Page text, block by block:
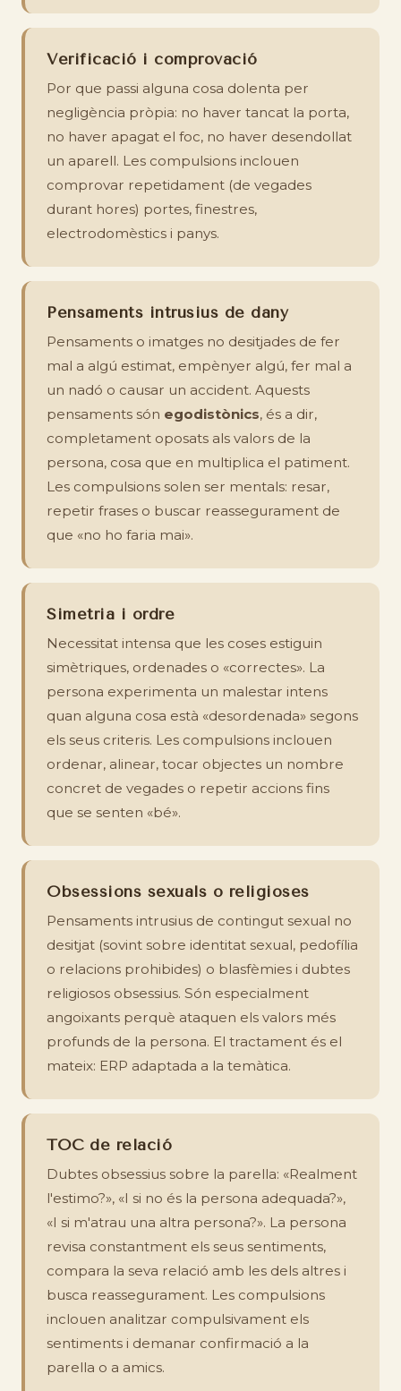
Verificació i comprovació
Por que passi alguna cosa dolenta per
negligència pròpia: no haver tancat la porta,
no haver apagat el foc, no haver desendollat
un aparell. Les compulsions inclouen
comprovar repetidament (de vegades
durant hores) portes, finestres,
electrodomèstics i panys.
Pensaments intrusius de dany
Pensaments o imatges no desitjades de fer
mal a algú estimat, empènyer algú, fer mal a
un nadó o causar un accident. Aquests
pensaments són egodistònics, és a dir,
completament oposats als valors de la
persona, cosa que en multiplica el patiment.
Les compulsions solen ser mentals: resar,
repetir frases o buscar reassegurament de
que «no ho faria mai».
Simetria i ordre
Necessitat intensa que les coses estiguin
simètriques, ordenades o «correctes». La
persona experimenta un malestar intens
quan alguna cosa està «desordenada» segons
els seus criteris. Les compulsions inclouen
ordenar, alinear, tocar objectes un nombre
concret de vegades o repetir accions fins
que se senten «bé».
Obsessions sexuals o religioses
Pensaments intrusius de contingut sexual no
desitjat (sovint sobre identitat sexual, pedofília
o relacions prohibides) o blasfèmies i dubtes
religiosos obsessius. Són especialment
angoixants perquè ataquen els valors més
profunds de la persona. El tractament és el
mateix: ERP adaptada a la temàtica.
TOC de relació
Dubtes obsessius sobre la parella: «Realment
l'estimo?», «I si no és la persona adequada?»,
«I si m'atrau una altra persona?». La persona
revisa constantment els seus sentiments,
compara la seva relació amb les dels altres i
busca reassegurament. Les compulsions
inclouen analitzar compulsivament els
sentiments i demanar confirmació a la
parella o a amics.